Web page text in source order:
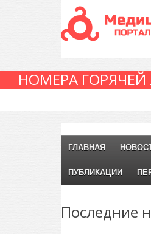
НОМЕРА
ГЛАВНАЯ
ПУБЛИКАЦИИ
Последние